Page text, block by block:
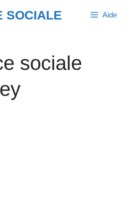
SOCIALE Aide
sociale